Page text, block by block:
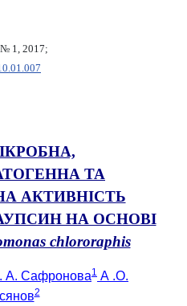
1, 2017;
ТА
АКТИВНІСТЬ
НА ОСНОВІ
chlororaphis
А. Сафронова1 А .О.
2